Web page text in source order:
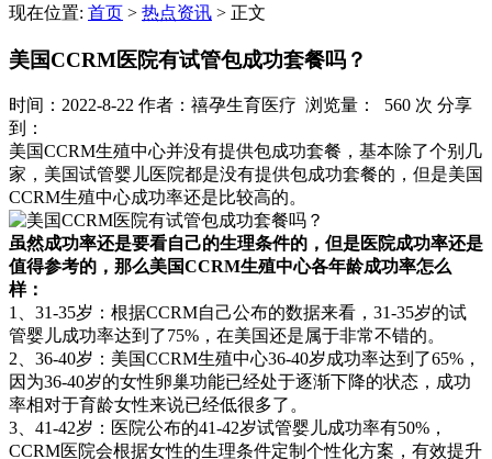
现在位置: 首页 > 热点资讯 > 正文
美国CCRM医院有试管包成功套餐吗？
时间：2022-8-22 作者：禧孕生育医疗 浏览量： 560 次 分享
到：
美国CCRM生殖中心并没有提供包成功套餐，基本除了个别几
家，美国试管婴儿医院都是没有提供包成功套餐的，但是美国
CCRM生殖中心成功率还是比较高的。
虽然成功率还是要看自己的生理条件的，但是医院成功率还是
值得参考的，那么美国CCRM生殖中心各年龄成功率怎么
样：
1、31-35岁：根据CCRM自己公布的数据来看，31-35岁的试
管婴儿成功率达到了75%，在美国还是属于非常不错的。
2、36-40岁：美国CCRM生殖中心36-40岁成功率达到了65%，
因为36-40岁的女性卵巢功能已经处于逐渐下降的状态，成功
率相对于育龄女性来说已经低很多了。
3、41-42岁：医院公布的41-42岁试管婴儿成功率有50%，
CCRM医院会根据女性的生理条件定制个性化方案，有效提升